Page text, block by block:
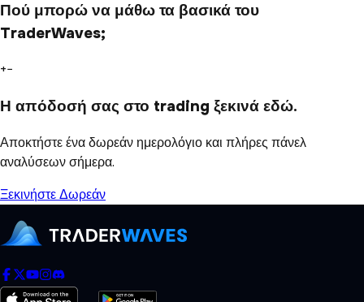
Πού μπορώ να μάθω τα βασικά του
TraderWaves;
+−
Η απόδοσή σας στο trading ξεκινά εδώ.
Αποκτήστε ένα δωρεάν ημερολόγιο και πλήρες πάνελ
αναλύσεων σήμερα.
Ξεκινήστε Δωρεάν